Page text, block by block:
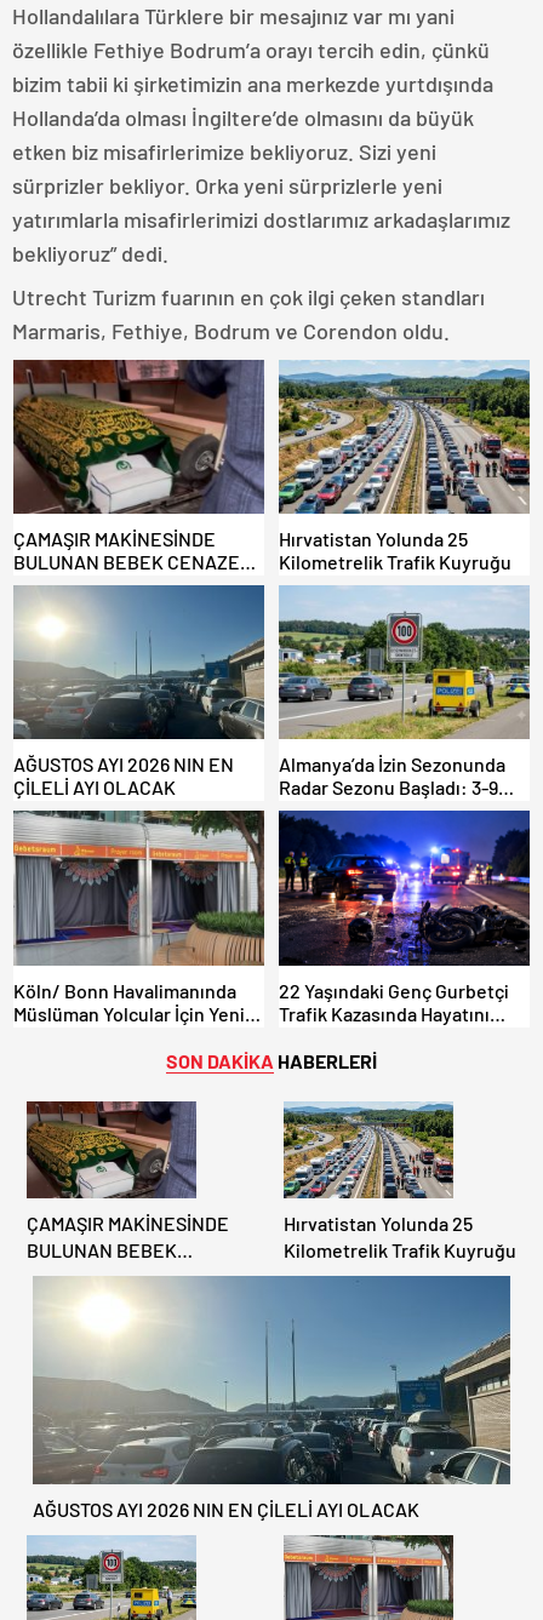
Hollandalılara Türklere bir mesajınız var mı yani
özellikle Fethiye Bodrum’a orayı tercih edin, çünkü
bizim tabii ki şirketimizin ana merkezde yurtdışında
Hollanda’da olması İngiltere’de olmasını da büyük
etken biz misafirlerimize bekliyoruz. Sizi yeni
sürprizler bekliyor. Orka yeni sürprizlerle yeni
yatırımlarla misafirlerimizi dostlarımız arkadaşlarımız
bekliyoruz” dedi.
Utrecht Turizm fuarının en çok ilgi çeken standları
Marmaris, Fethiye, Bodrum ve Corendon oldu.
ÇAMAŞIR MAKİNESİNDE
BULUNAN BEBEK CENAZESİ
ŞOK ETTİ
Hırvatistan Yolunda 25
Kilometrelik Trafik Kuyruğu
AĞUSTOS AYI 2026 NIN EN
ÇİLELİ AYI OLACAK
Almanya’da İzin Sezonunda
Radar Sezonu Başladı: 3-9
Ağustos’ta Radar Hız
Denetimi Yapılacak!
Köln/ Bonn Havalimanında
Müslüman Yolcular İçin Yeni
22 Yaşındaki Genç Gurbetçi
Trafik Kazasında Hayatını
SON DAKİKA HABERLERİ
ÇAMAŞIR MAKİNESİNDE
BULUNAN BEBEK
CENAZESİ ŞOK ETTİ
Hırvatistan Yolunda 25
Kilometrelik Trafik Kuyruğu
AĞUSTOS AYI 2026 NIN EN ÇİLELİ AYI OLACAK